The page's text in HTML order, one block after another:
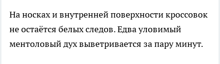
На носках и внутренней поверхности кроссовок
не остаётся белых следов. Едва уловимый
ментоловый дух выветривается за пару минут.